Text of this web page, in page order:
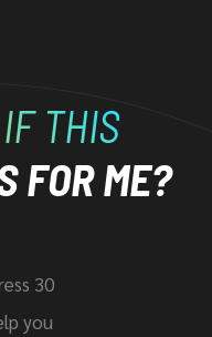
THIS
FOR ME?
30
you